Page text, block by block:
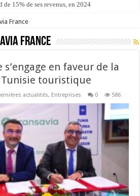
de 15% de ses revenus, en 2024
France
France
s’engage en faveur de la
touristique
actualités, Entreprises 0 586